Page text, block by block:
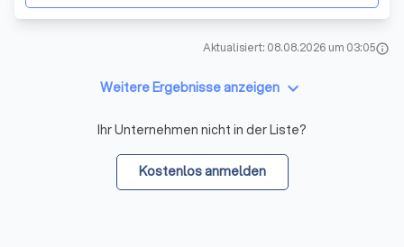
Aktualisiert: 08.08.2026 um 03:05info
Weitere Ergebnisse anzeigen keyboard_arrow_down
Ihr Unternehmen nicht in der Liste?
Kostenlos anmelden